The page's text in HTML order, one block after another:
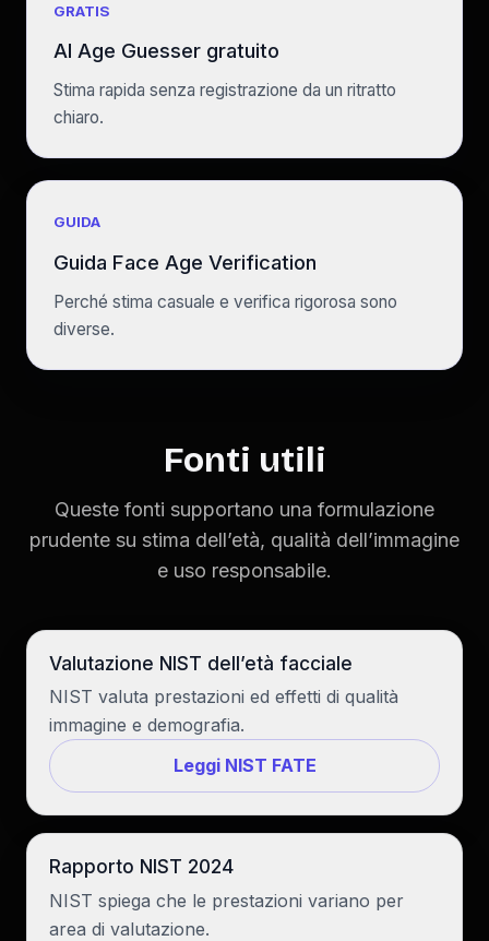
GRATIS
AI Age Guesser gratuito
Stima rapida senza registrazione da un ritratto
chiaro.
GUIDA
Guida Face Age Verification
Perché stima casuale e verifica rigorosa sono
diverse.
Fonti utili
Queste fonti supportano una formulazione
prudente su stima dell’età, qualità dell’immagine
e uso responsabile.
Valutazione NIST dell’età facciale
NIST valuta prestazioni ed effetti di qualità
immagine e demografia.
Leggi NIST FATE
Rapporto NIST 2024
NIST spiega che le prestazioni variano per
area di valutazione.